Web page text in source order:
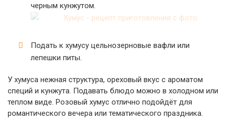
черным кунжутом.
Подать к хумусу цельнозерновые вафли или
лепешки питы.
У хумуса нежная структура, ореховый вкус с ароматом
специй и кунжута. Подавать блюдо можно в холодном или
теплом виде. Розовый хумус отлично подойдёт для
романтического вечера или тематического праздника.